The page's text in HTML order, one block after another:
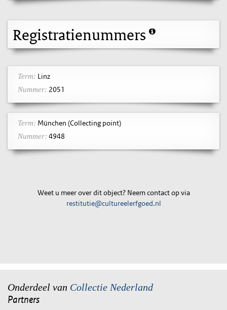
Registratienummers
Term: Linz
Nummer: 2051
Term: München (Collecting point)
Nummer: 4948
Weet u meer over dit object? Neem contact op via
restitutie@cultureelerfgoed.nl
Onderdeel van Collectie Nederland
Partners